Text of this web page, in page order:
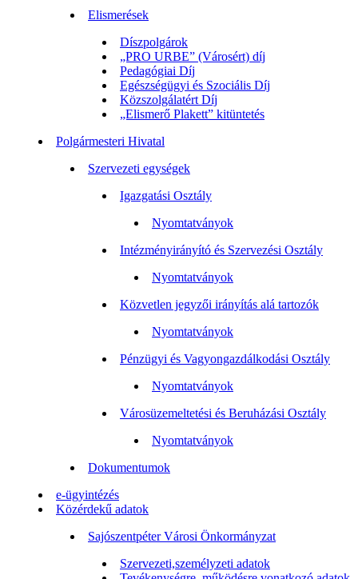
Elismerések
Díszpolgárok
„PRO URBE” (Városért) díj
Pedagógiai Díj
Egészségügyi és Szociális Díj
Közszolgálatért Díj
„Elismerő Plakett” kitüntetés
Polgármesteri Hivatal
Szervezeti egységek
Igazgatási Osztály
Nyomtatványok
Intézményirányító és Szervezési Osztály
Nyomtatványok
Közvetlen jegyzői irányítás alá tartozók
Nyomtatványok
Pénzügyi és Vagyongazdálkodási Osztály
Nyomtatványok
Városüzemeltetési és Beruházási Osztály
Nyomtatványok
Dokumentumok
e-ügyintézés
Közérdekű adatok
Sajószentpéter Városi Önkormányzat
Szervezeti,személyzeti adatok